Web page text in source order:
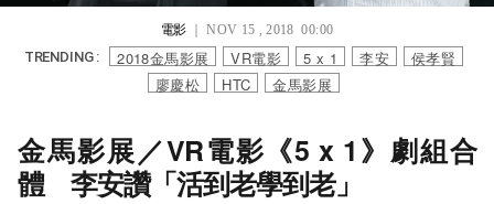
電影｜ NOV 15 , 2018 00:00
TRENDING : 2018金馬影展 VR電影 5 x 1 李安
侯孝賢
廖慶松
HTC 金馬影展
金馬影展／VR電影《5 x 1》劇組合
體 李安讚「活到老學到老」